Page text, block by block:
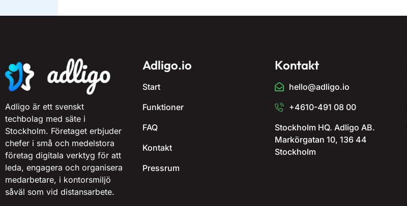
Adligo är ett svenskt
techbolag med säte i
Stockholm. Företaget erbjuder
chefer i små och medelstora
företag digitala verktyg för att
leda, engagera och organisera
medarbetare, i kontorsmiljö
såväl som vid distansarbete.
Adligo.io
Start
Funktioner
FAQ
Kontakt
Pressrum
Kontakt
hello@adligo.io
+4610-491 08 00
Stockholm HQ. Adligo AB.
Markörgatan 10, 136 44
Stockholm